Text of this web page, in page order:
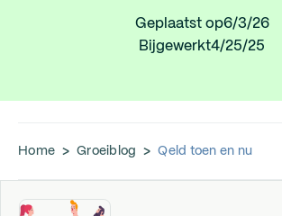
Geplaatst op6/3/26
Bijgewerkt4/25/25
Home > Groeiblog > Qeld toen en nu